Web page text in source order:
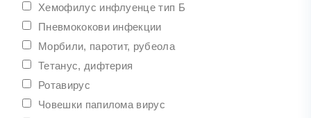
Хемофилус инфлуенце тип Б
Пневмококови инфекции
Морбили, паротит, рубеола
Тетанус, дифтерия
Ротавирус
Човешки папилома вирус